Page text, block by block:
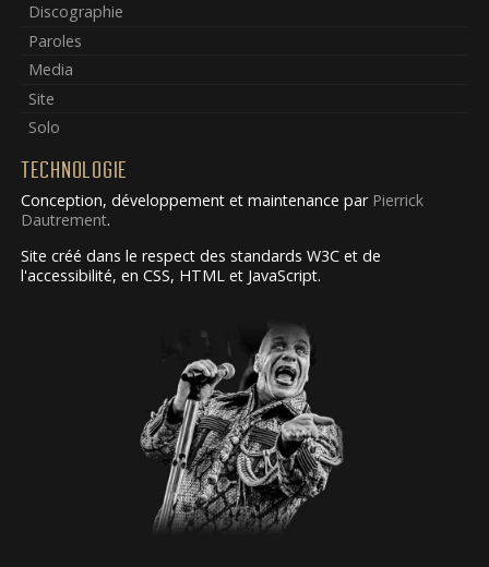
Discographie
Paroles
Media
Site
Solo
TECHNOLOGIE
Conception, développement et maintenance par Pierrick
Dautrement.
Site créé dans le respect des standards W3C et de
l'accessibilité, en CSS, HTML et JavaScript.